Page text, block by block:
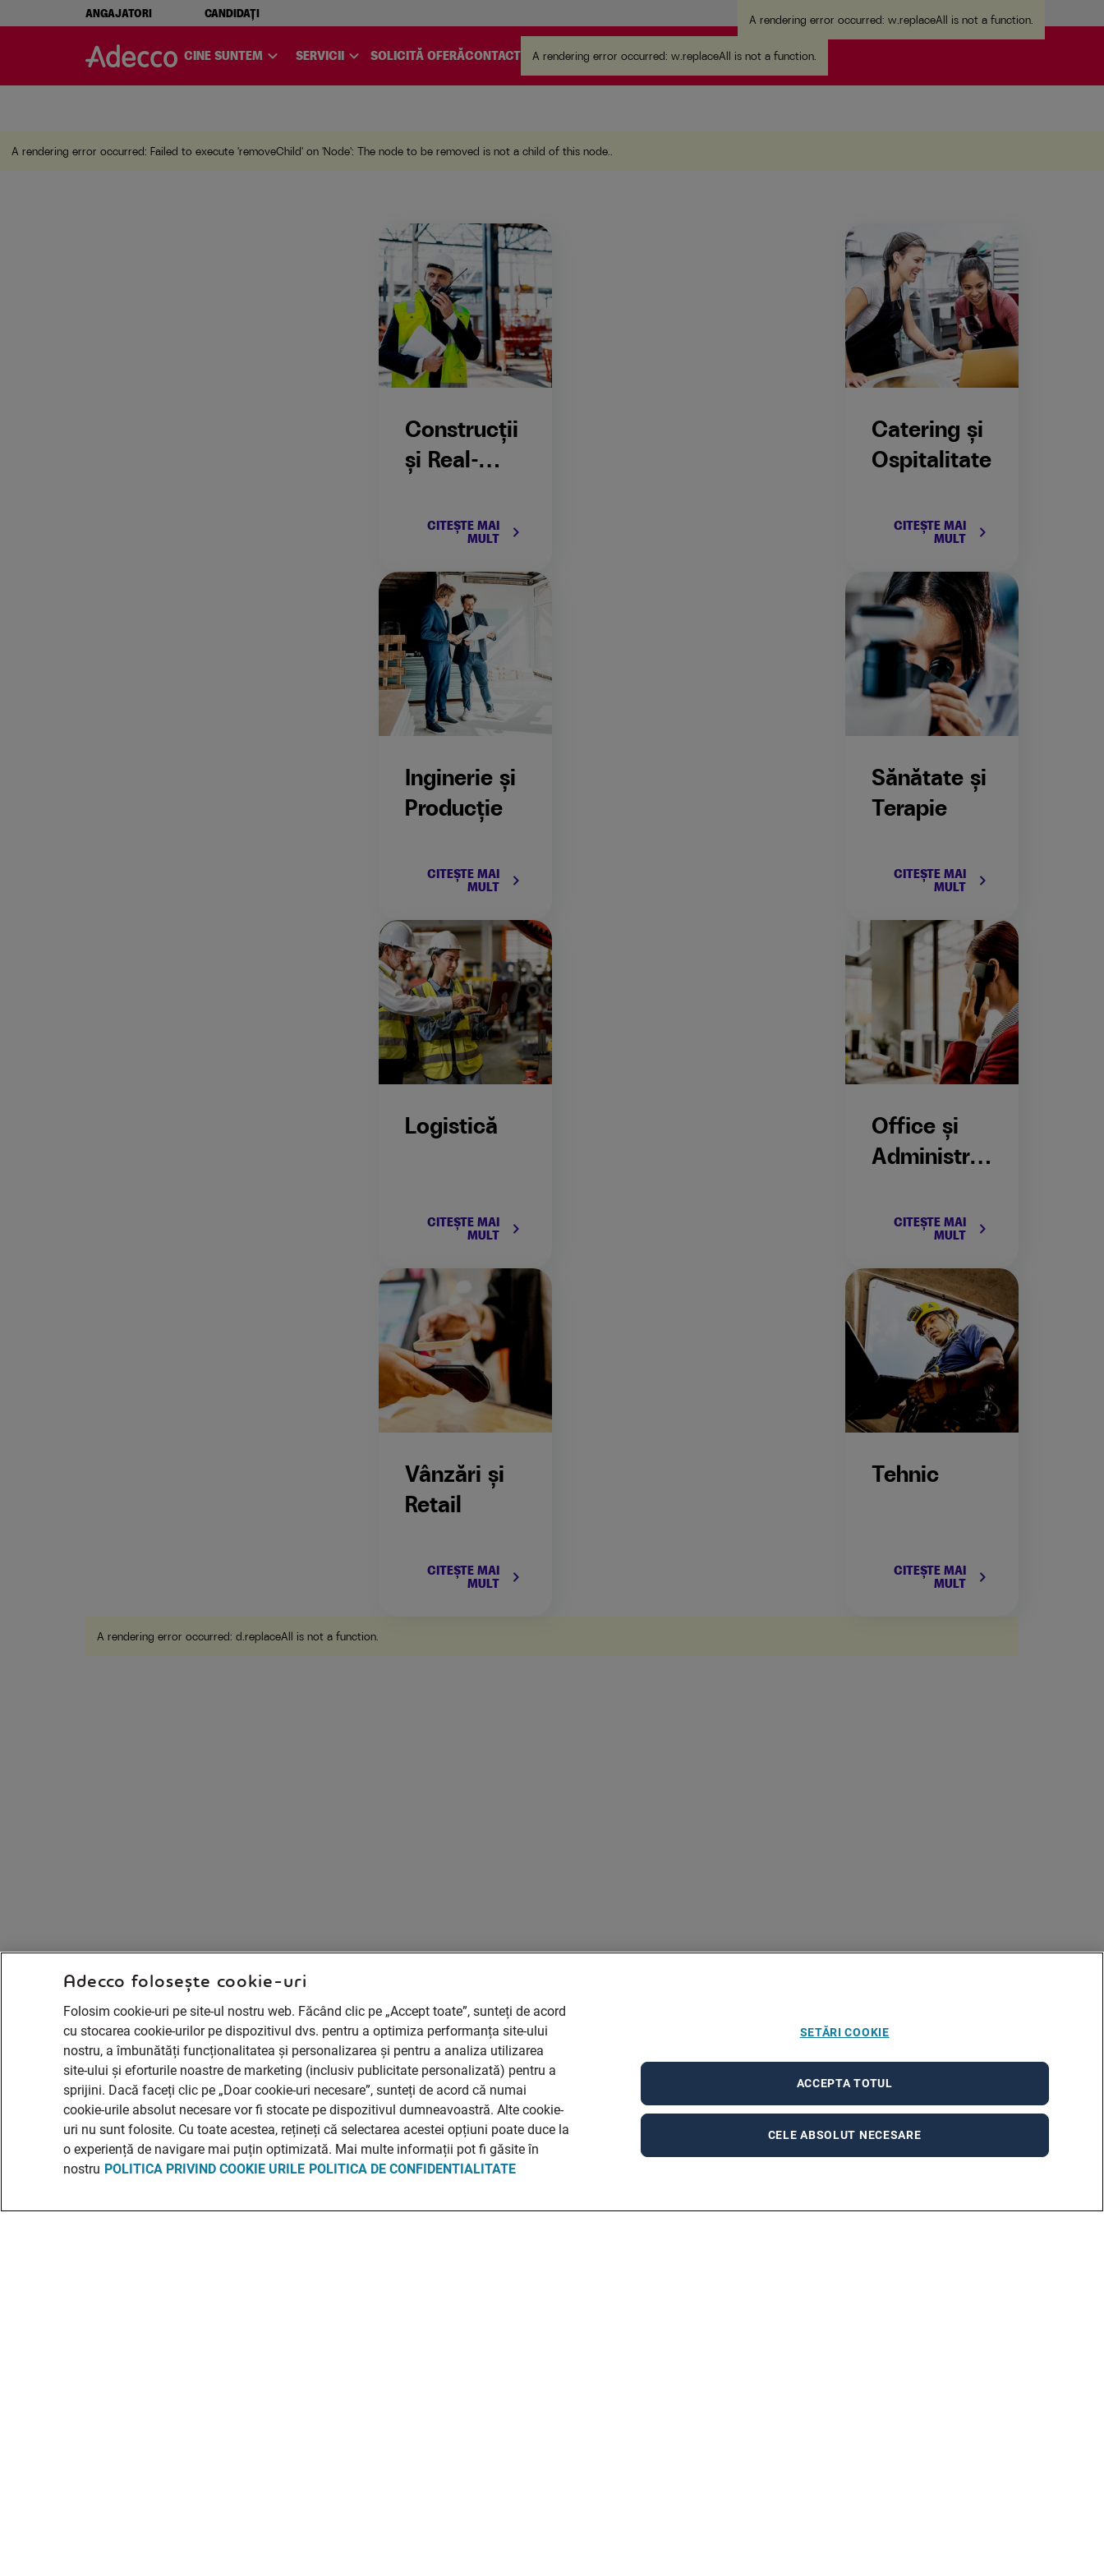
A rendering error occurred:w.replaceAll is not a function.
ANGAJATORI CANDIDAȚI A rendering error occurred: w.replaceAll is not a function.
CINE SUNTEM expand_more SERVICII expand_more SOLICITĂ OFERĂCONTACT A rendering error occurred: w.replaceAll is not a function.
A rendering error occurred: Failed to execute 'removeChild' on 'Node': The node to be removed is not a child of this node..
Construcții
și Real-
CITEȘTE MAI
MULT keyboard_arrow_right
Catering și
Ospitalitate
CITEȘTE MAI
MULT keyboard_arrow_right
Inginerie și
Producție
CITEȘTE MAI
MULT keyboard_arrow_right
Sănătate și
Terapie
CITEȘTE MAI
MULT keyboard_arrow_right
Logistică
CITEȘTE MAI
MULT keyboard_arrow_right
Office și
Administraț
CITEȘTE MAI
MULT keyboard_arrow_right
Vânzări și
Retail
CITEȘTE MAI
MULT keyboard_arrow_right
Tehnic
CITEȘTE MAI
MULT keyboard_arrow_right
A rendering error occurred: d.replaceAll is not a function.
Adecco folosește cookie-uri
Folosim cookie-uri pe site-ul nostru web. Făcând clic pe „Accept toate”, sunteți de acord
cu stocarea cookie-urilor pe dispozitivul dvs. pentru a optimiza performanța site-ului
nostru, a îmbunătăți funcționalitatea și personalizarea și pentru a analiza utilizarea
site-ului și eforturile noastre de marketing (inclusiv publicitate personalizată) pentru a
sprijini. Dacă faceți clic pe „Doar cookie-uri necesare”, sunteți de acord că numai
cookie-urile absolut necesare vor fi stocate pe dispozitivul dumneavoastră. Alte cookie-
uri nu sunt folosite. Cu toate acestea, rețineți că selectarea acestei opțiuni poate duce la
o experiență de navigare mai puțin optimizată. Mai multe informații pot fi găsite în
nostru POLITICA PRIVIND COOKIE URILE POLITICA DE CONFIDENTIALITATE
SETĂRI COOKIE
CELE ABSOLUT NECESARE
ACCEPTA TOTUL